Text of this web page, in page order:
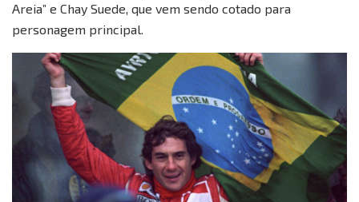
Areia” e Chay Suede, que vem sendo cotado para
personagem principal.